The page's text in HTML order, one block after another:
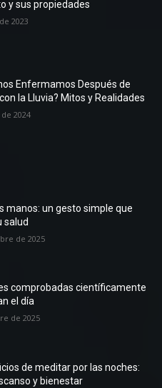
y sus propiedades
2023
Enfermamos Después de
la Lluvia? Mitos y Realidades
2024
manos: un gesto simple que
salud
de 2025
comprobadas científicamente
el día
de 2025
de meditar por las noches:
y bienestar